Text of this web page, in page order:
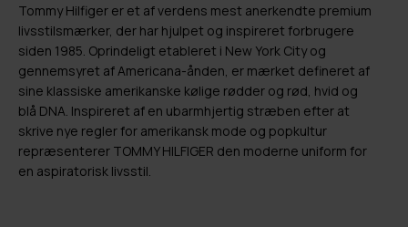
Tommy Hilfiger er et af verdens mest anerkendte premium
livsstilsmærker, der har hjulpet og inspireret forbrugere
siden 1985. Oprindeligt etableret i New York City og
gennemsyret af Americana-ånden, er mærket defineret af
sine klassiske amerikanske kølige rødder og rød, hvid og
blå DNA. Inspireret af en ubarmhjertig stræben efter at
skrive nye regler for amerikansk mode og popkultur
repræsenterer TOMMY HILFIGER den moderne uniform for
en aspiratorisk livsstil.